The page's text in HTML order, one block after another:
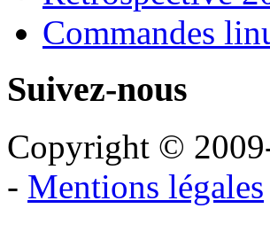
Commandes
Suivez-nous
Copyright ©
- Mentions légales